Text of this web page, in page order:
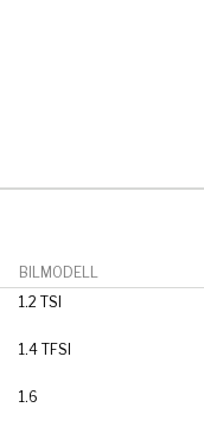
BILMODELL
1.2 TSI
1.4 TFSI
1.6